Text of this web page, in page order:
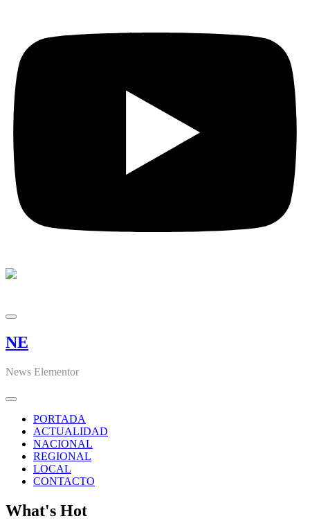
NE
News Elementor
PORTADA
ACTUALIDAD
NACIONAL
REGIONAL
LOCAL
CONTACTO
What's Hot